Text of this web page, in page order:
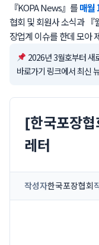
『KOPA News』를매월
협회 및 회원사 소식과 『
장업계 이슈를 한데 모아
2026년 3월호부터 새
바로가기 링크에서 최신
[한국포장
레터
작성자한국포장협회